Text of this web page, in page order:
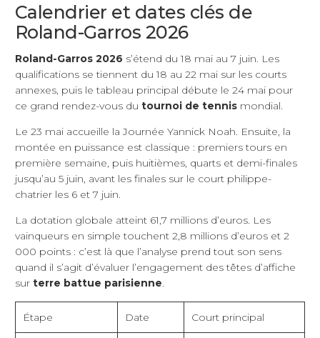
Calendrier et dates clés de
Roland-Garros 2026
Roland-Garros 2026 s’étend du 18 mai au 7 juin. Les
qualifications se tiennent du 18 au 22 mai sur les courts
annexes, puis le tableau principal débute le 24 mai pour
ce grand rendez-vous du tournoi de tennis mondial.
Le 23 mai accueille la Journée Yannick Noah. Ensuite, la
montée en puissance est classique : premiers tours en
première semaine, puis huitièmes, quarts et demi-finales
jusqu’au 5 juin, avant les finales sur le court philippe-
chatrier les 6 et 7 juin.
La dotation globale atteint 61,7 millions d’euros. Les
vainqueurs en simple touchent 2,8 millions d’euros et 2
000 points : c’est là que l’analyse prend tout son sens
quand il s’agit d’évaluer l’engagement des têtes d’affiche
sur terre battue parisienne.
Étape Date Court principal